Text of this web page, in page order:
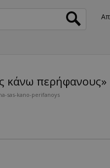
κάνω περήφανους»
sas-kano-perifanoys